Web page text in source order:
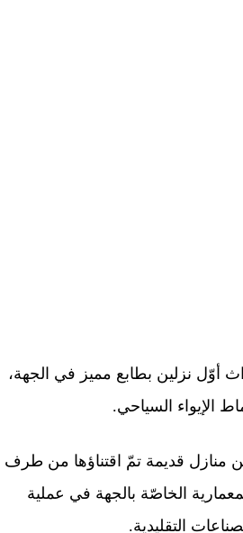
أوّل نزلين بطابع مميز في الجهة،
الإيواء السياحي.
منازل قديمة تمّ اقتناؤها من طرف
الخاصّة بالجهة في عملية
التقليدية.